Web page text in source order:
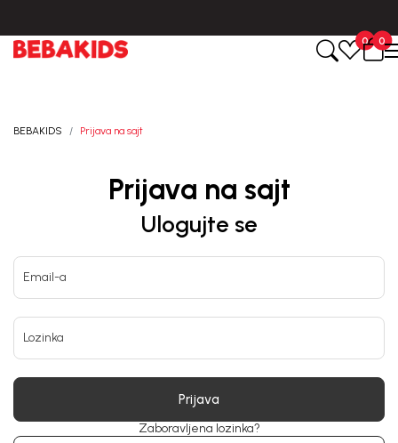
0
0
BEBAKIDS Prijava na sajt
Prijava na sajt
Ulogujte se
Email-a
Lozinka
Prijava
Zaboravljena lozinka?